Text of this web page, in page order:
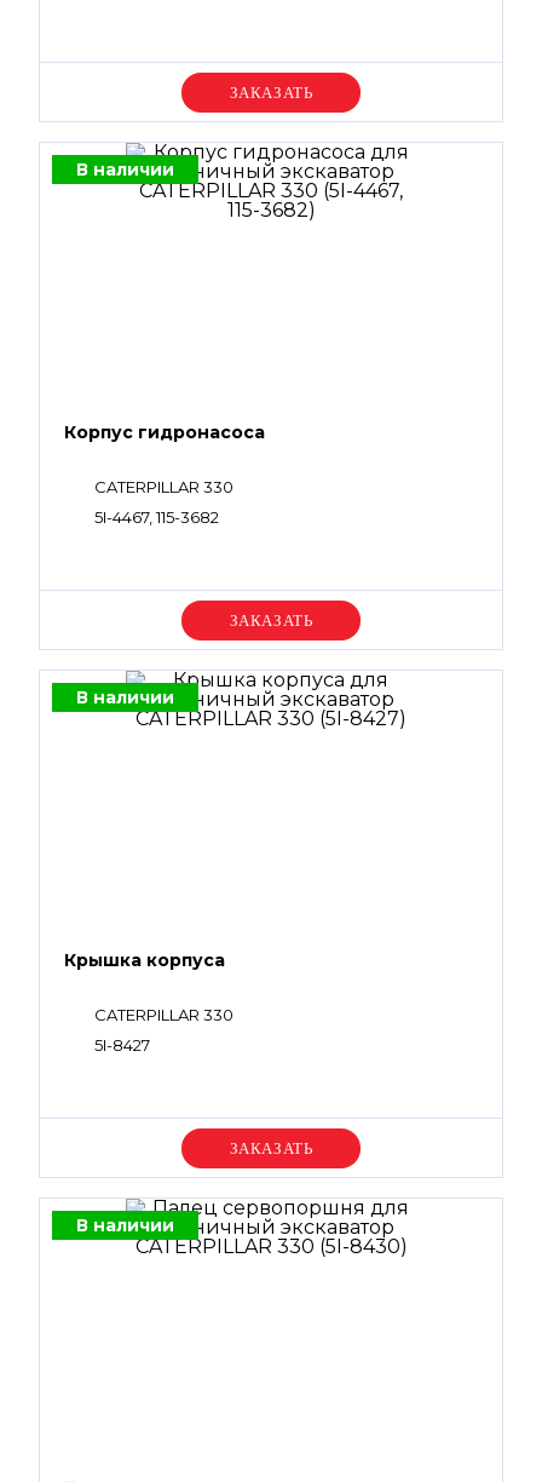
Уточняйте цену
В наличии
Корпус гидронасоса
CATERPILLAR 330
5I-4467, 115-3682
Уточняйте цену
В наличии
Крышка корпуса
CATERPILLAR 330
5I-8427
Уточняйте цену
В наличии